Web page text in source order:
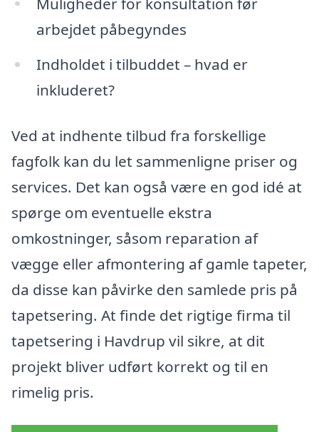
arbejdet påbegyndes
Indholdet i tilbuddet – hvad er
inkluderet?
Ved at indhente tilbud fra forskellige
fagfolk kan du let sammenligne priser og
services. Det kan også være en god idé at
spørge om eventuelle ekstra
omkostninger, såsom reparation af
vægge eller afmontering af gamle tapeter,
da disse kan påvirke den samlede pris på
tapetsering. At finde det rigtige firma til
tapetsering i Havdrup vil sikre, at dit
projekt bliver udført korrekt og til en
rimelig pris.